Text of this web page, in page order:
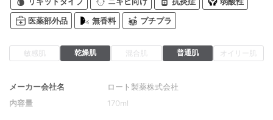
医薬部外品 無香料 プチプラ
敏感肌 乾燥肌 混合肌 普通肌 オイリー肌
メーカー会社名
ロート製薬株式会社
内容量
170ml